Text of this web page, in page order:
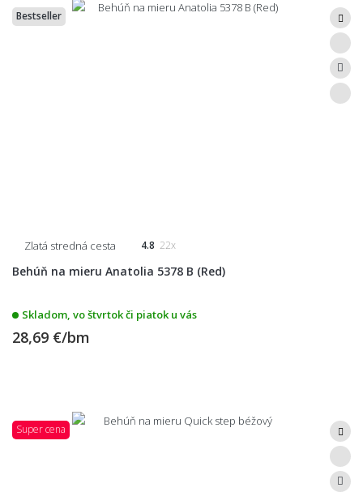
Bestseller
Zlatá stredná cesta 4.8 22x
Behúň na mieru Anatolia 5378 B (Red)
Skladom, vo štvrtok či piatok u vás
28,69 €/bm
Super cena